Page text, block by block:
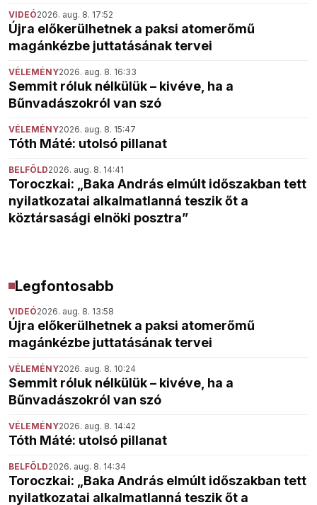
VIDEÓ2026. aug. 8. 17:52
Újra előkerülhetnek a paksi atomerőmű
magánkézbe juttatásának tervei
VÉLEMÉNY2026. aug. 8. 16:33
Semmit róluk nélkülük – kivéve, ha a
Bűnvadászokról van szó
VÉLEMÉNY2026. aug. 8. 15:47
Tóth Máté: utolsó pillanat
BELFÖLD2026. aug. 8. 14:41
Toroczkai: „Baka András elmúlt időszakban tett
nyilatkozatai alkalmatlanná teszik őt a
köztársasági elnöki posztra”
Legfontosabb
VIDEÓ2026. aug. 8. 13:58
Újra előkerülhetnek a paksi atomerőmű
magánkézbe juttatásának tervei
VÉLEMÉNY2026. aug. 8. 10:24
Semmit róluk nélkülük – kivéve, ha a
Bűnvadászokról van szó
VÉLEMÉNY2026. aug. 8. 14:42
Tóth Máté: utolsó pillanat
BELFÖLD2026. aug. 8. 14:34
Toroczkai: „Baka András elmúlt időszakban tett
nyilatkozatai alkalmatlanná teszik őt a